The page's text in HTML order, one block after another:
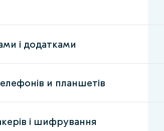
і додатками
и планшетів
і шифрування